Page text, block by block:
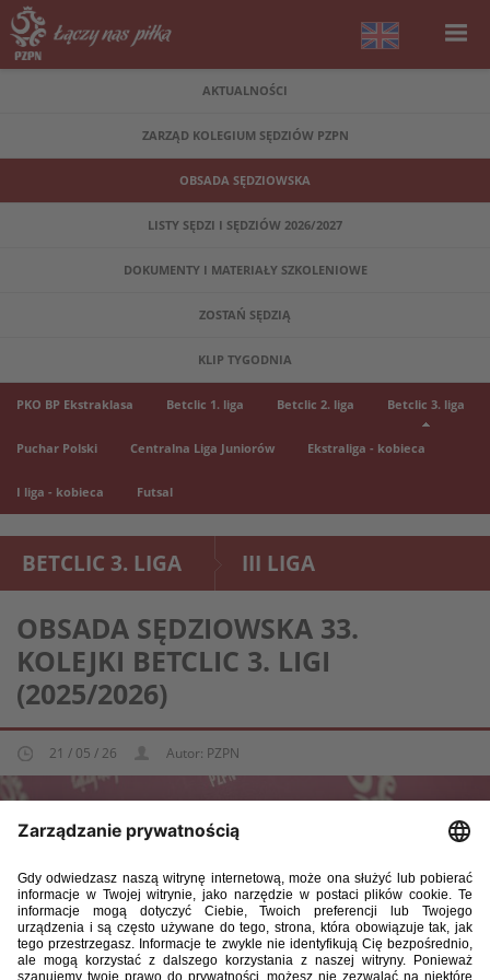
AKTUALNOŚCI
ZARZĄD KOLEGIUM SĘDZIÓW PZPN
OBSADA SĘDZIOWSKA
LISTY SĘDZI I SĘDZIÓW 2026/2027
DOKUMENTY I MATERIAŁY SZKOLENIOWE
ZOSTAŃ SĘDZIĄ
KLIP TYGODNIA
PKO BP Ekstraklasa Betclic 1. liga Betclic 2. liga Betclic 3. liga
Puchar Polski Centralna Liga Juniorów Ekstraliga - kobieca
I liga - kobieca Futsal
BETCLIC 3. LIGA III LIGA
OBSADA SĘDZIOWSKA 33.
KOLEJKI BETCLIC 3. LIGI
(2025/2026)
21 / 05 / 26 Autor: PZPN